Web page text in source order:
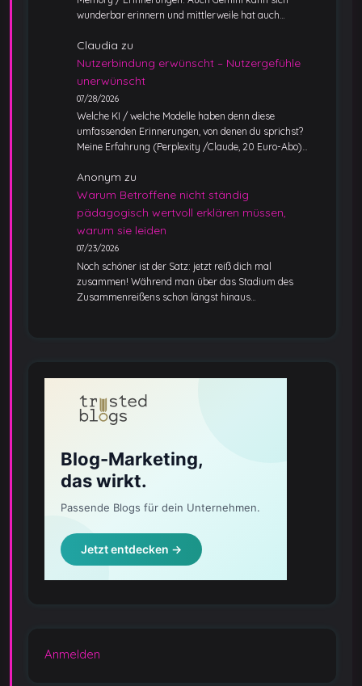
wunderbar erinnern und mittlerweile hat auch…
Claudia zu
Nutzerbindung erwünscht – Nutzergefühle
unerwünscht
07/28/2026
Welche KI / welche Modelle haben denn diese
umfassenden Erinnerungen, von denen du sprichst?
Meine Erfahrung (Perplexity /Claude, 20 Euro-Abo)…
Anonym zu
Warum Betroffene nicht ständig
pädagogisch wertvoll erklären müssen,
warum sie leiden
07/23/2026
Noch schöner ist der Satz: jetzt reiß dich mal
zusammen! Während man über das Stadium des
Zusammenreißens schon längst hinaus…
Anmelden